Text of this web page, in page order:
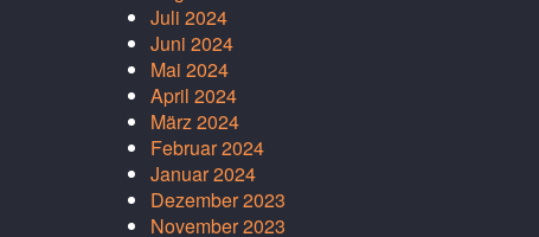
Juli 2024
Juni 2024
Mai 2024
April 2024
März 2024
Februar 2024
Januar 2024
Dezember 2023
November 2023